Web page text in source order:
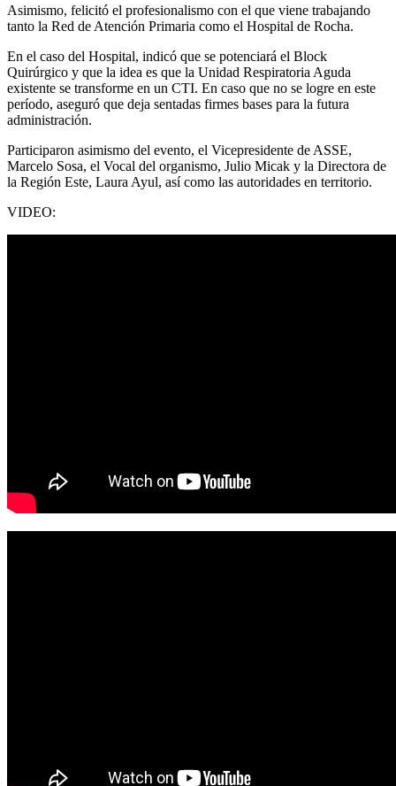
Asimismo, felicitó el profesionalismo con el que viene trabajando
tanto la Red de Atención Primaria como el Hospital de Rocha.
En el caso del Hospital, indicó que se potenciará el Block
Quirúrgico y que la idea es que la Unidad Respiratoria Aguda
existente se transforme en un CTI. En caso que no se logre en este
período, aseguró que deja sentadas firmes bases para la futura
administración.
Participaron asimismo del evento, el Vicepresidente de ASSE,
Marcelo Sosa, el Vocal del organismo, Julio Micak y la Directora de
la Región Este, Laura Ayul, así como las autoridades en territorio.
VIDEO: